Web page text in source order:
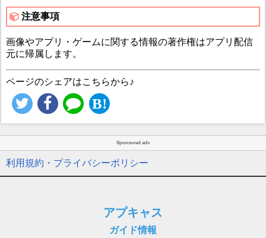
注意事項
画像やアプリ・ゲームに関する情報の著作権はアプリ配信
元に帰属します。
ページのシェアはこちらから♪
Sponsored ads
利用規約・プライバシーポリシー
アプキャス
ガイド情報